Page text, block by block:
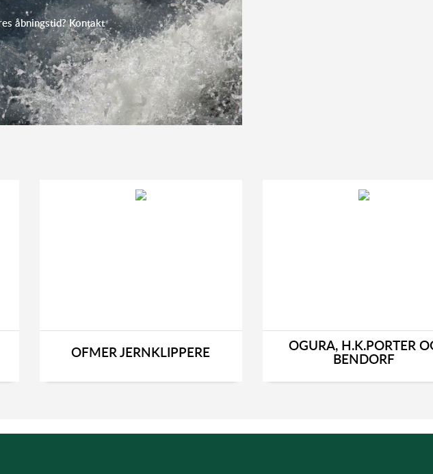
åbningstid? Kontakt
OFMER JERNKLIPPERE OGURA, H.K.PORTER
BENDORF